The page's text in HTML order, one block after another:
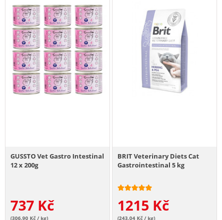
GUSSTO Vet Gastro Intestinal
12 x 200g
737 Kč
(306.90 Kč / kg)
BRIT Veterinary Diets Cat
Gastrointestinal 5 kg
1215 Kč
(243.04 Kč / kg)